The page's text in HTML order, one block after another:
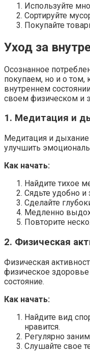
Используйте
Сортируйте
Покупайте
Уход за
Осознанное
покупаем, но и о
внутреннем
своем физическом и
1. Медитация и
Медитация и
улучшить
Как начать:
Найдите тихое
Сядьте удобно и
Сделайте
Медленно
Повторите
2. Физическая
Физическая
физическое
состояние.
Как начать:
Найдите вид
нравится.
Регулярно
Слушайте свое